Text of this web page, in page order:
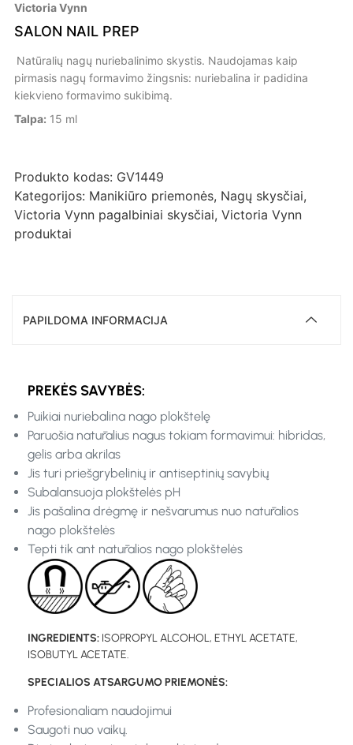
Victoria Vynn
SALON NAIL PREP
Natūralių nagų nuriebalinimo skystis. Naudojamas kaip
pirmasis nagų formavimo žingsnis: nuriebalina ir padidina
kiekvieno formavimo sukibimą.
Talpa: 15 ml
Produkto kodas: GV1449
Kategorijos: Manikiūro priemonės, Nagų skysčiai,
Victoria Vynn pagalbiniai skysčiai, Victoria Vynn
produktai
PAPILDOMA INFORMACIJA
PREKĖS SAVYBĖS:
Puikiai nuriebalina nago plokštelę
Paruošia natūralius nagus tokiam formavimui: hibridas,
gelis arba akrilas
Jis turi priešgrybelinių ir antiseptinių savybių
Subalansuoja plokštelės pH
Jis pašalina drėgmę ir nešvarumus nuo natūralios
nago plokštelės
Tepti tik ant natūralios nago plokštelės
INGREDIENTS: ISOPROPYL ALCOHOL, ETHYL ACETATE,
ISOBUTYL ACETATE.
SPECIALIOS ATSARGUMO PRIEMONĖS:
Profesionaliam naudojimui
Saugoti nuo vaikų.